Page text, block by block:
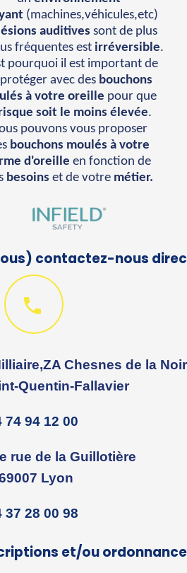
(machines,véhicules,etc)
lésions auditives sont de plus
fréquentes est irréversible.
pourquoi il est important de
avec des bouchons
à votre oreille pour que
soit le moins élevée.
pouvons vous proposer
bouchons moulés à votre
d'oreille en fonction de
besoins et de votre métier.
contactez-nous

Chesnes de la
Quentin-Fallavier
74 94 12 00
rue de la Guillotière
Lyon
37 28 00 98
et/ou